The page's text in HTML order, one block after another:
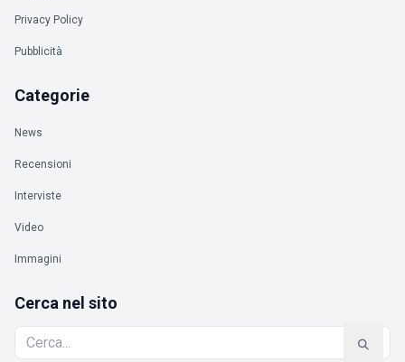
Privacy Policy
Pubblicità
Categorie
News
Recensioni
Interviste
Video
Immagini
Cerca nel sito